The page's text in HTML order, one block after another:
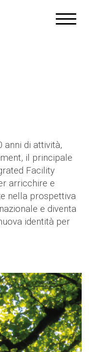
anni di attività,
il principale
Facility
arricchire e
nella prospettiva
e diventa
identità per